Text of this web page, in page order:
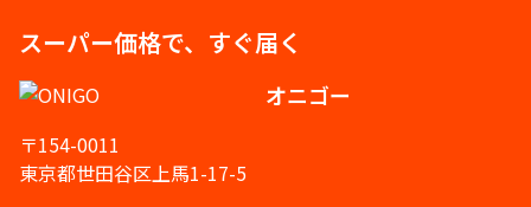
スーパー価格で、すぐ届く
オニゴー
〒154-0011
東京都世田谷区上馬1-17-5